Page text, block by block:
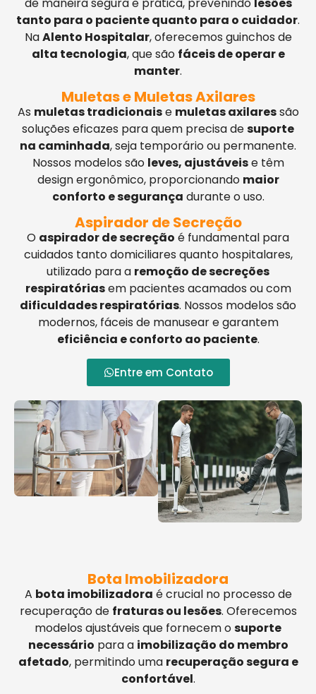
tanto para o paciente quanto para o cuidador.
NaAlento Hospitalar, oferecemos guinchos de
alta tecnologia, que são fáceis de operar e
manter.
Muletas e Muletas Axilares
As muletas tradicionaise muletas axilaressão
soluções eficazes para quem precisa desuporte
na caminhada, seja temporário ou permanente.
Nossos modelos são leves, ajustáveise têm
design ergonômico, proporcionando maior
conforto e segurança durante o uso.
Aspirador de Secreção
O aspirador de secreção é fundamental para
cuidados tanto domiciliares quanto hospitalares,
utilizado para a remoção de secreções
respiratóriasem pacientes acamados ou com
dificuldades respiratórias. Nossos modelos são
modernos, fáceis de manusear e garantem
eficiência e conforto ao paciente.
Entre em Contato
Bota Imobilizadora
A bota imobilizadora é crucial no processo de
recuperação de fraturas ou lesões. Oferecemos
modelos ajustáveis que fornecem osuporte
necessário para a imobilização do membro
afetado, permitindo uma recuperação segura e
confortável.